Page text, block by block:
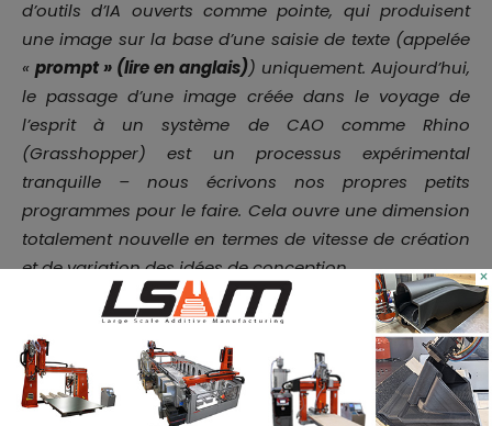
d’outils d’IA ouverts comme pointe, qui produisent
une image sur la base d’une saisie de texte (appelée
« prompt » (lire en anglais)) uniquement. Aujourd’hui,
le passage d’une image créée dans le voyage de
l’esprit à un système de CAO comme Rhino
(Grasshopper) est un processus expérimental
tranquille – nous écrivons nos propres petits
programmes pour le faire. Cela ouvre une dimension
totalement nouvelle en termes de vitesse de création
et de variation des idées de conception.
Du côté de l’IAO, le potentiel de traitement d’un grand
ensemble de données d’images pour trouver la
meilleure solution à un problème est énorme. Dans le
cas de la conception générative, qui produit une
×